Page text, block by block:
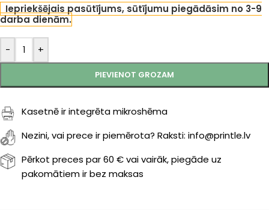
Iepriekšējais pasūtījums, sūtījumu piegādāsim no 3-9
darba dienām.
- +
PIEVIENOT GROZAM
Kasetnē ir integrēta mikroshēma
Nezini, vai prece ir piemērota? Raksti: info@printle.lv
Pērkot preces par 60 € vai vairāk, piegāde uz
pakomātiem ir bez maksas